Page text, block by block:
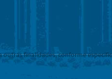
finalidades, conforme